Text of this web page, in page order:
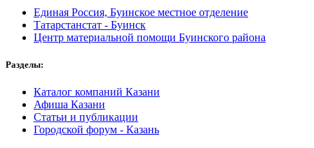
Единая Россия, Буинское местное отделение
Татарстанстат - Буинск
Центр материальной помощи Буинского района
Разделы:
Каталог компаний Казани
Афиша Казани
Статьи и публикации
Городской форум - Казань